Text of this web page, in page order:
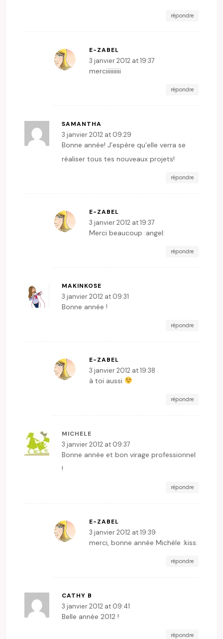
répondre
E-ZABEL
3 janvier 2012 at 19:37
merciiiiiiiiii
répondre
SAMANTHA
3 janvier 2012 at 09:29
Bonne année! J’espère qu’elle verra se
réaliser tous tes nouveaux projets!
répondre
E-ZABEL
3 janvier 2012 at 19:37
Merci beaucoup :angel:
répondre
MAKINKOSE
3 janvier 2012 at 09:31
Bonne année !
répondre
E-ZABEL
3 janvier 2012 at 19:38
à toi aussi
répondre
MICHELE
3 janvier 2012 at 09:37
Bonne année et bon virage professionnel
!
répondre
E-ZABEL
3 janvier 2012 at 19:39
merci, bonne année Michèle :kiss:
répondre
CATHY B
3 janvier 2012 at 09:41
Belle année 2012 !
répondre